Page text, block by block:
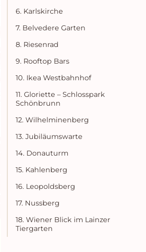
6. Karlskirche
7. Belvedere Garten
8. Riesenrad
9. Rooftop Bars
10. Ikea Westbahnhof
11. Gloriette – Schlosspark
Schönbrunn
12. Wilhelminenberg
13. Jubiläumswarte
14. Donauturm
15. Kahlenberg
16. Leopoldsberg
17. Nussberg
18. Wiener Blick im Lainzer
Tiergarten